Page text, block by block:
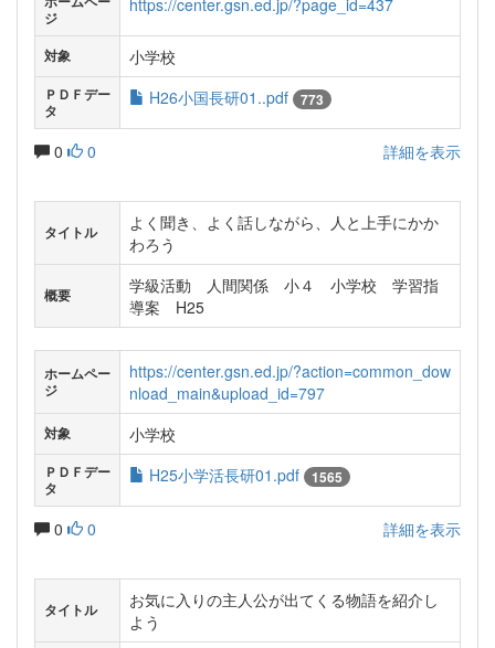
ジ
https://center.gsn.ed.jp/?page_id=437
対象 小学校
ＰＤＦデー
タ
H26小国長研01..pdf 773
0 0 詳細を表示
タイトル
よく聞き、よく話しながら、人と上手にかか
わろう
概要
学級活動 人間関係 小４ 小学校 学習指
導案 H25
ホームペー
ジ
https://center.gsn.ed.jp/?action=common_dow
nload_main&upload_id=797
対象 小学校
ＰＤＦデー
タ
H25小学活長研01.pdf 1565
0 0 詳細を表示
タイトル
お気に入りの主人公が出てくる物語を紹介し
よう